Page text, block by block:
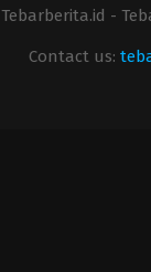
Tebarberita.id -
Contact us: